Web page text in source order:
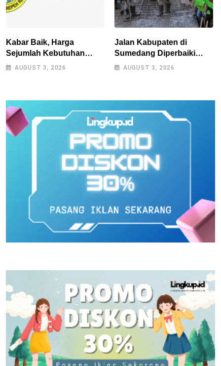
Kabar Baik, Harga
Sejumlah Kebutuhan
Pokok Turun, Jabar Alami
AUGUST 3, 2026
Jalan Kabupaten di
Sumedang Diperbaiki
Secara Swadaya Setelah
AUGUST 3, 2026